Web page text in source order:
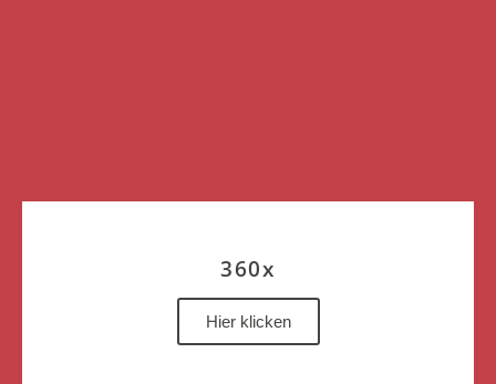
360x
Hier klicken